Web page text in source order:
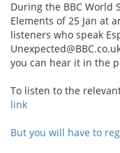
During the BBC World
Elements of 25 Jan at
listeners who speak
you can hear it in the
To listen to the
link
But you will have to